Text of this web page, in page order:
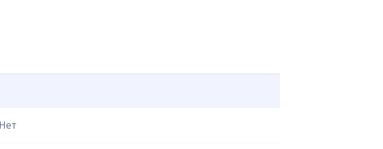
Нет